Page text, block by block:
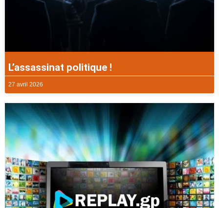
L’assassinat politique !
27 avril 2026